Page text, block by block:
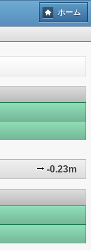
ホーム
-0.23m